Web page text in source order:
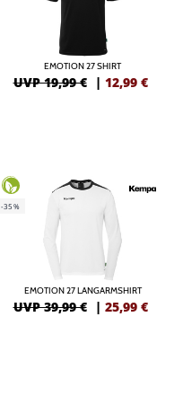
EMOTION 27 SHIRT
UVP 19,99 € | 12,99 €
-35%
EMOTION 27 LANGARMSHIRT
UVP 39,99 € | 25,99 €